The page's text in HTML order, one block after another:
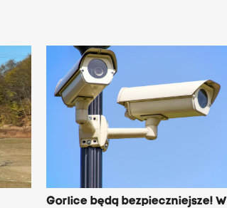
Gorlice będą bezpieczniejsze! W